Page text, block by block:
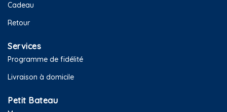
Cadeau
Retour
Services
Programme de fidélité
Livraison à domicile
Petit Bateau